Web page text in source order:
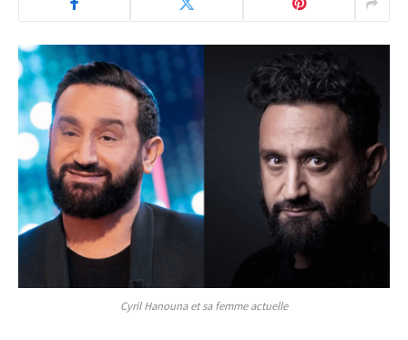
Cyril Hanouna et sa femme actuelle